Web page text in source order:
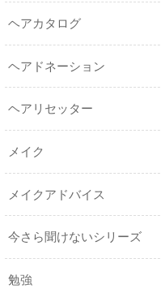
ヘアカタログ
ヘアドネーション
ヘアリセッター
メイク
メイクアドバイス
今さら聞けないシリーズ
勉強